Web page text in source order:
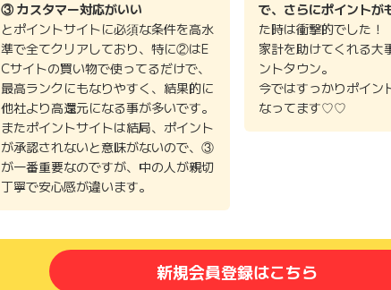
③ カスタマー対応がいい
とポイントサイトに必須な条件を高水
準で全てクリアしており、特に②はE
Cサイトの買い物で使ってるだけで、
最高ランクにもなりやすく、結果的に
他社より高還元になる事が多いです。
またポイントサイトは結局、ポイント
が承認されないと意味がないので、③
が一番重要なのですが、中の人が親切
丁寧で安心感が違います。
で、さらにポイントが
た時は衝撃的でした！
家計を助けてくれる大
ントタウン。
今ではすっかりポイン
なってます♡♡
新規会員登録はこちら